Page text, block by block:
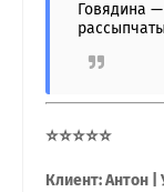
Говядина
⭐⭐⭐⭐⭐
Клиент: Антон |